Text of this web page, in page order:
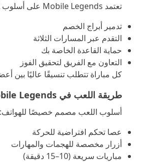
تعتمد Mobile Legends على أسلوب MOBA الكلاسيكي:
تدمير أبراج الخصم
التقدم عبر المسارات الثلاثة
حماية القاعدة الخاصة بك
التعاون مع الفريق لتحقيق الفوز
كل مباراة تتطلب تنسيقًا عاليًا بين
طريقة اللعب في Mobile Legends
أسلوب اللعب مصمم خصيصًا للهواتف:
عصا تحكم افتراضية للحركة
أزرار مخصصة للهجمات والمهارات
مباريات سريعة (10–15 دقيقة)